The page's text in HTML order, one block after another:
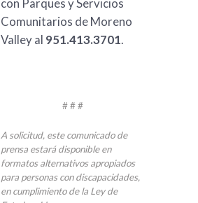
con Parques y Servicios
Comunitarios de Moreno
Valley al 951.413.3701.
# # #
A solicitud, este comunicado de
prensa estará disponible en
formatos alternativos apropiados
para personas con discapacidades,
en cumplimiento de la Ley de